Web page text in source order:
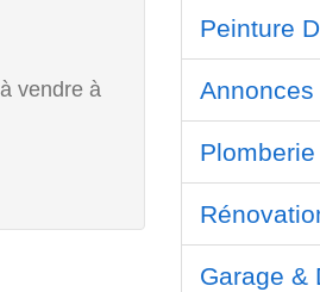
vendre à
Peinture
Plomberie
Garage &